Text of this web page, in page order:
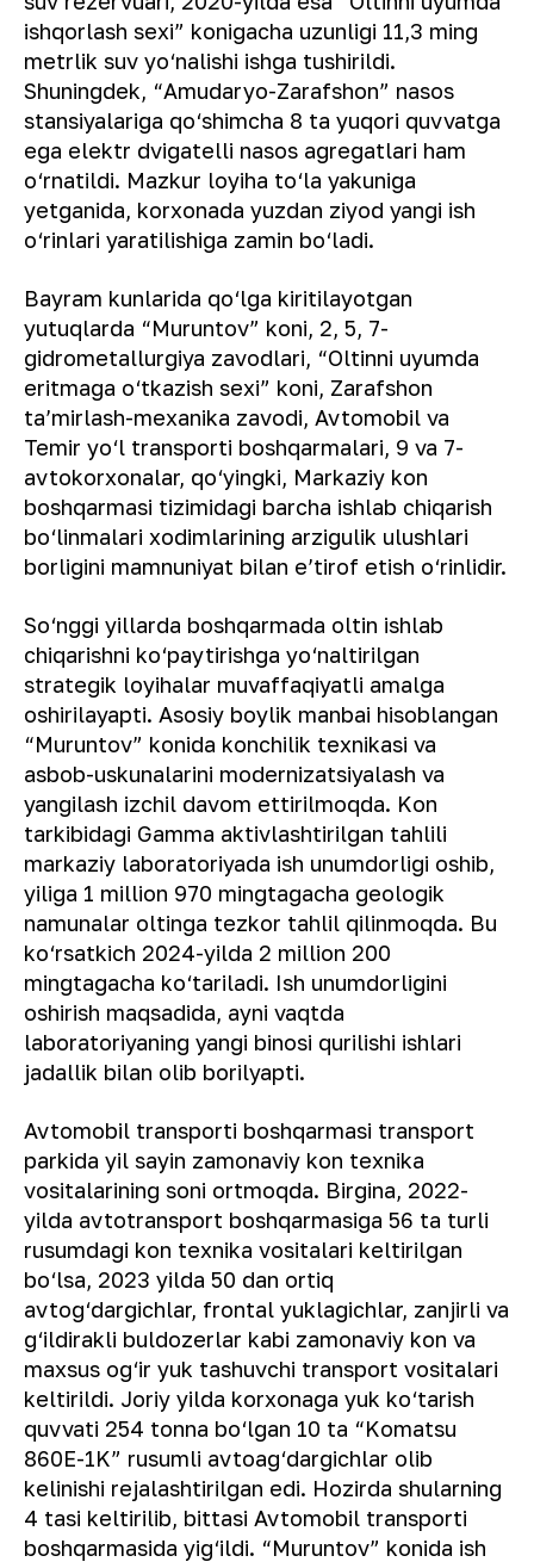
ishqorlash sexi” konigacha uzunligi 11,3 ming
metrlik suv yo‘nalishi ishga tushirildi.
Shuningdek, “Amudaryo-Zarafshon” nasos
stansiyalariga qo‘shimcha 8 ta yuqori quvvatga
ega elektr dvigatelli nasos agregatlari ham
o‘rnatildi. Mazkur loyiha to‘la yakuniga
yetganida, korxonada yuzdan ziyod yangi ish
o‘rinlari yaratilishiga zamin bo‘ladi.
Bayram kunlarida qo‘lga kiritilayotgan
yutuqlarda “Muruntov” koni, 2, 5, 7-
gidrometallurgiya zavodlari, “Oltinni uyumda
eritmaga o‘tkazish sexi” koni, Zarafshon
ta’mirlash-mexanika zavodi, Avtomobil va
Temir yo‘l transporti boshqarmalari, 9 va 7-
avtokorxonalar, qo‘yingki, Markaziy kon
boshqarmasi tizimidagi barcha ishlab chiqarish
bo‘linmalari xodimlarining arzigulik ulushlari
borligini mamnuniyat bilan e’tirof etish o‘rinlidir.
So‘nggi yillarda boshqarmada oltin ishlab
chiqarishni ko‘paytirishga yo‘naltirilgan
strategik loyihalar muvaffaqiyatli amalga
oshirilayapti. Asosiy boylik manbai hisoblangan
“Muruntov” konida konchilik texnikasi va
asbob-uskunalarini modernizatsiyalash va
yangilash izchil davom ettirilmoqda. Kon
tarkibidagi Gamma aktivlashtirilgan tahlili
markaziy laboratoriyada ish unumdorligi oshib,
yiliga 1 million 970 mingtagacha geologik
namunalar oltinga tezkor tahlil qilinmoqda. Bu
ko‘rsatkich 2024-yilda 2 million 200
mingtagacha ko‘tariladi. Ish unumdorligini
oshirish maqsadida, ayni vaqtda
laboratoriyaning yangi binosi qurilishi ishlari
jadallik bilan olib borilyapti.
Avtomobil transporti boshqarmasi transport
parkida yil sayin zamonaviy kon texnika
vositalarining soni ortmoqda. Birgina, 2022-
yilda avtotransport boshqarmasiga 56 ta turli
rusumdagi kon texnika vositalari keltirilgan
bo‘lsa, 2023 yilda 50 dan ortiq
avtog‘dargichlar, frontal yuklagichlar, zanjirli va
g‘ildirakli buldozerlar kabi zamonaviy kon va
maxsus og‘ir yuk tashuvchi transport vositalari
keltirildi. Joriy yilda korxonaga yuk ko‘tarish
quvvati 254 tonna bo‘lgan 10 ta “Komatsu
860E-1K” rusumli avtoag‘dargichlar olib
kelinishi rejalashtirilgan edi. Hozirda shularning
4 tasi keltirilib, bittasi Avtomobil transporti
boshqarmasida yig‘ildi. “Muruntov” konida ish